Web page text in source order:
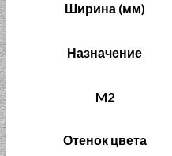
Ширина (мм)
Назначение
M2
Отенок цвета